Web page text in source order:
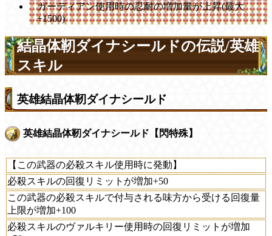
ガーディアン使用時の忍耐の増加量が上昇(最大
+1500)
結晶体靭ダイナシールドの伝説/英雄
スキル
英雄結晶体靭ダイナシールド
英雄結晶体靭ダイナシールド【閃特殊】
【この武器の必殺スキル使用時に発動】
必殺スキルの回復リミットが増加+50
この武器の必殺スキルで付与される味方から受ける回復量
上限が増加+100
必殺スキルのヴァルキリー使用時の回復リミットが増加